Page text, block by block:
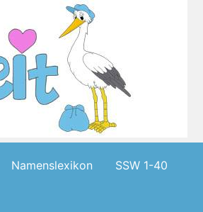
Namenslexikon SSW 1-40